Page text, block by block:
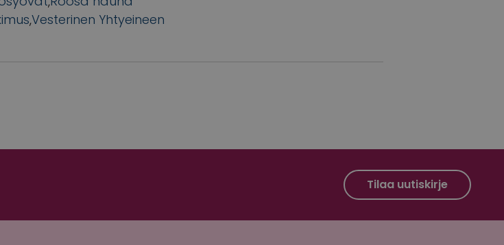
,Vesterinen Yhtyeineen
Roosa nauha Instagram Tilaa uutiskirje